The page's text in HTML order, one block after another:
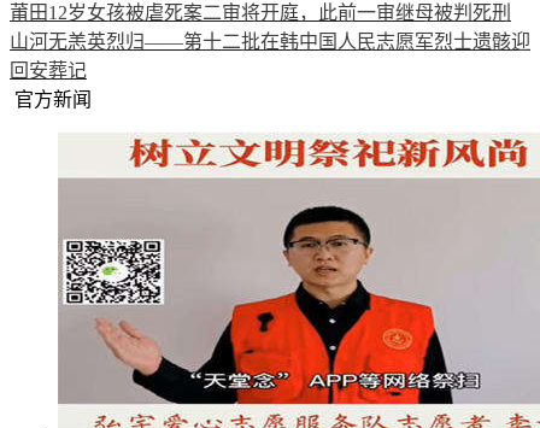
莆田12岁女孩被虐死案二审将开庭，此前一审继母被判死刑
山河无恙英烈归——第十二批在韩中国人民志愿军烈士遗骸迎
回安葬记
官方新闻